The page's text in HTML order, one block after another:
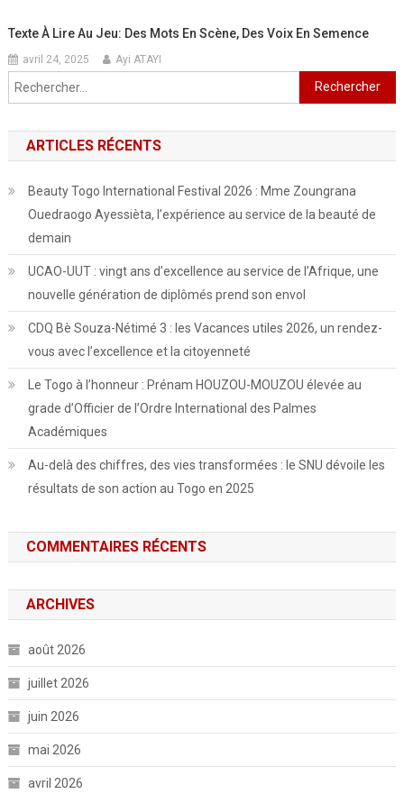
Texte À Lire Au Jeu: Des Mots En Scène, Des Voix En Semence
avril 24, 2025 Ayi ATAYI
Rechercher :
ARTICLES RÉCENTS
Beauty Togo International Festival 2026 : Mme Zoungrana
Ouedraogo Ayessièta, l’expérience au service de la beauté de
demain
UCAO-UUT : vingt ans d’excellence au service de l’Afrique, une
nouvelle génération de diplômés prend son envol
CDQ Bè Souza-Nétimé 3 : les Vacances utiles 2026, un rendez-
vous avec l’excellence et la citoyenneté
Le Togo à l’honneur : Prénam HOUZOU-MOUZOU élevée au
grade d’Officier de l’Ordre International des Palmes
Académiques
Au-delà des chiffres, des vies transformées : le SNU dévoile les
résultats de son action au Togo en 2025
COMMENTAIRES RÉCENTS
ARCHIVES
août 2026
juillet 2026
juin 2026
mai 2026
avril 2026